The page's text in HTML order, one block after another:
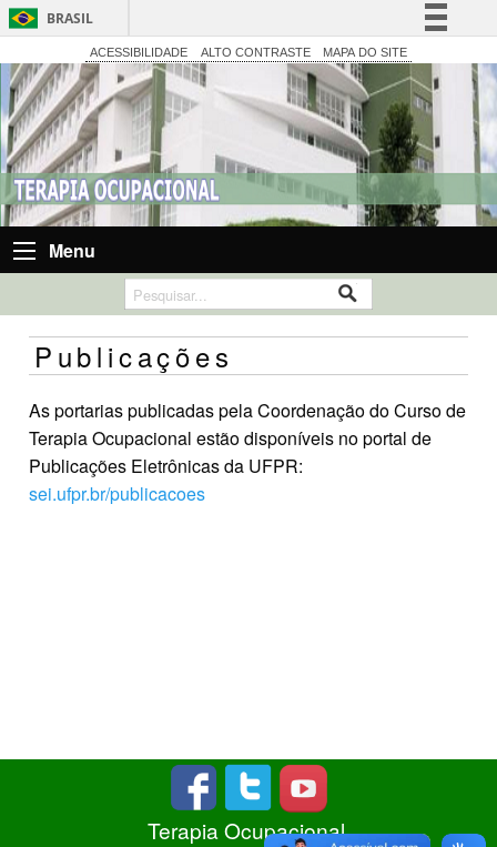
BRASIL
Simplifique!
Comunica BR
Participe
Acesso à informação
Legislação
Canais
ACESSIBILIDADE ALTO CONTRASTE MAPA DO SITE
Menu
Publicações
As portarias publicadas pela Coordenação do Curso de
Terapia Ocupacional estão disponíveis no portal de
Publicações Eletrônicas da UFPR:
sei.ufpr.br/publicacoes
Terapia Ocupacional